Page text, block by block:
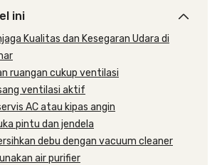
ini
Kualitas dan Kesegaran Udara di
ruangan cukup ventilasi
ventilasi aktif
AC atau kipas angin
pintu dan jendela
debu dengan vacuum cleaner
air purifier